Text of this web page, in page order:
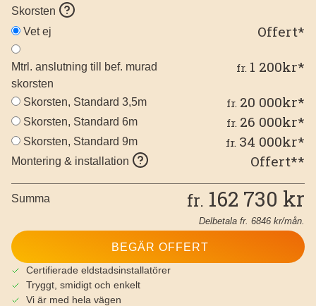
Skorsten
Vet ej
Offert*
Mtrl. anslutning till bef. murad
skorsten
fr. 1 200kr*
Skorsten, Standard 3,5m fr. 20 000kr*
Skorsten, Standard 6m fr. 26 000kr*
Skorsten, Standard 9m fr. 34 000kr*
Montering & installation Offert**
Summa fr. 162 730 kr
Delbetala fr. 6846 kr/mån.
Certifierade eldstadsinstallatörer
Tryggt, smidigt och enkelt
Vi är med hela vägen
BEGÄR OFFERT